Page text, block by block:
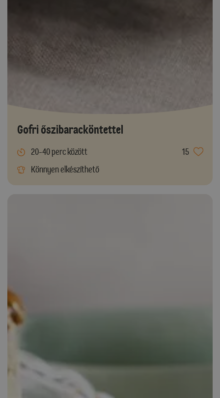
Gofri őszibaracköntettel
20-40 perc között
15
Könnyen elkészíthető